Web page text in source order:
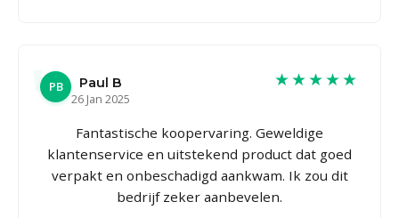
PB
Paul B
26 Jan 2025
★★★★★
Fantastische koopervaring. Geweldige
klantenservice en uitstekend product dat goed
verpakt en onbeschadigd aankwam. Ik zou dit
bedrijf zeker aanbevelen.